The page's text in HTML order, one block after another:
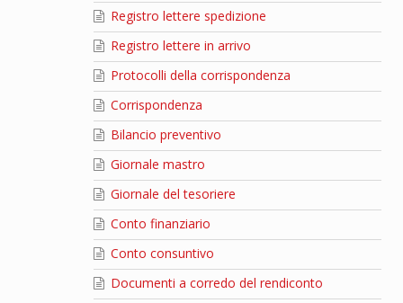
Registro lettere spedizione
Registro lettere in arrivo
Protocolli della corrispondenza
Corrispondenza
Bilancio preventivo
Giornale mastro
Giornale del tesoriere
Conto finanziario
Conto consuntivo
Documenti a corredo del rendiconto